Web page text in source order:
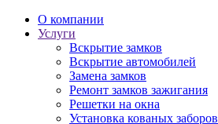
О компании
Услуги
Вскрытие замков
Вскрытие автомобилей
Замена замков
Ремонт замков зажигания
Решетки на окна
Установка кованых заборов